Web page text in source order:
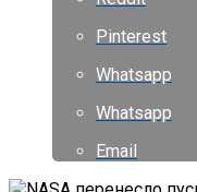
Pinterest
Whatsapp
Whatsapp
Email